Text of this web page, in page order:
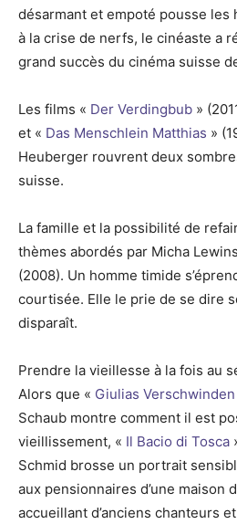
désarmant et empoté pousse les
à la crise de nerfs, le cinéaste a
grand succès du cinéma suisse
Les films « Der Verdingbub »
et « Das Menschlein Matthias »
Heuberger rouvrent deux
suisse.
La famille et la possibilité de
thèmes abordés par Micha
(2008). Un homme timide
courtisée. Elle le prie de se dire
disparaît.
Prendre la vieillesse à la fois au
Alors que « Giulias Verschwinden
Schaub montre comment il est
vieillissement, « Il Bacio di Tosca
Schmid brosse un portrait
aux pensionnaires d’une maison
accueillant d’anciens chanteurs